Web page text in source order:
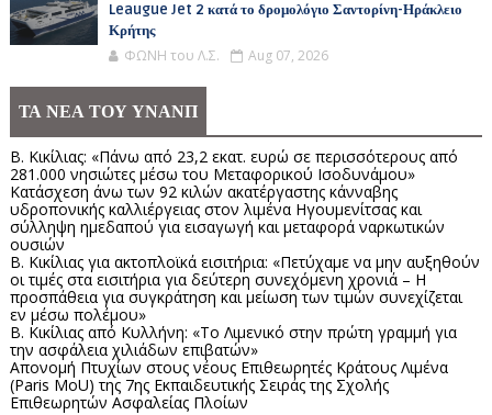
Leaugue Jet 2 κατά το δρομολόγιο Σαντορίνη-Ηράκλειο
Κρήτης
ΦΩΝΗ του Λ.Σ. Aug 07, 2026
ΤΑ ΝΕΑ ΤΟΥ ΥΝΑΝΠ
Β. Κικίλιας: «Πάνω από 23,2 εκατ. ευρώ σε περισσότερους από
281.000 νησιώτες μέσω του Μεταφορικού Ισοδυνάμου»
Κατάσχεση άνω των 92 κιλών ακατέργαστης κάνναβης
υδροπονικής καλλιέργειας στον λιμένα Ηγουμενίτσας και
σύλληψη ημεδαπού για εισαγωγή και μεταφορά ναρκωτικών
ουσιών
Β. Κικίλιας για ακτοπλοϊκά εισιτήρια: «Πετύχαμε να μην αυξηθούν
οι τιμές στα εισιτήρια για δεύτερη συνεχόμενη χρονιά – Η
προσπάθεια για συγκράτηση και μείωση των τιμών συνεχίζεται
εν μέσω πολέμου»
Β. Κικίλιας από Κυλλήνη: «Το Λιμενικό στην πρώτη γραμμή για
την ασφάλεια χιλιάδων επιβατών»
Απονομή Πτυχίων στους νέους Επιθεωρητές Κράτους Λιμένα
(Paris MoU) της 7ης Εκπαιδευτικής Σειράς της Σχολής
Επιθεωρητών Ασφαλείας Πλοίων